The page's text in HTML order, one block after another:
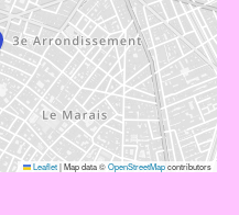
Leaflet|Map data ©OpenStreetMapcontributors